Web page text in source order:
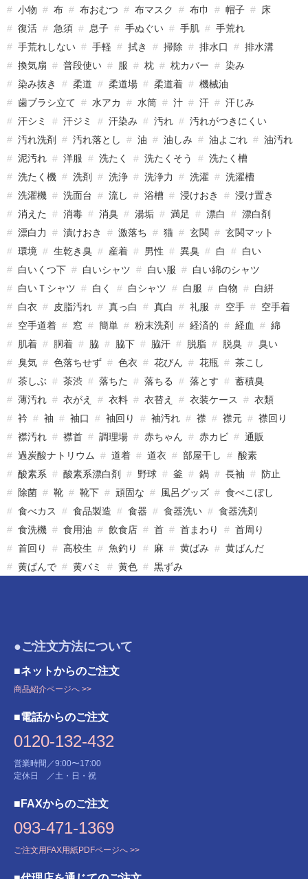
小物 布 布おむつ 布マスク 布巾 帽子
床
復活
急須 息子 手ぬぐい 手肌
手荒れ
手荒れしない
手軽 拭き 掃除 排水口
排水溝
換気扇
普段使い 服 枕 枕カバー
染み
染み抜き
柔道 柔道場 柔道着
機械油
歯ブラシ立て
水アカ 水筒 汁 汗
汗じみ
汗シミ
汗ジミ 汗染み 汚れ
汚れがつきにくい
汚れ洗剤
汚れ落とし 油 油しみ 油よごれ
油汚れ
泥汚れ
洋服 洗たく 洗たくそう
洗たく槽
洗たく機
洗剤 洗浄 洗浄力 洗濯
洗濯槽
洗濯機
洗面台 流し 浴槽 浸けおき
浸け置き
消えた
消毒 消臭 湯垢 満足 漂白
漂白剤
漂白力
漬けおき 激落ち 猫 玄関
玄関マット
環境
生乾き臭 産着 男性 異臭 白
白い
白いくつ下
白いシャツ 白い服
白い綿のシャツ
白いＴシャツ
白く 白シャツ 白服 白物
白絣
白衣
皮脂汚れ 真っ白 真白 礼服 空手
空手着
空手道着
窓 簡単 粉末洗剤 経済的 経血
綿
肌着
胴着 脇 脇下 脇汗 脱脂 脱臭
臭い
臭気
色落ちせず 色衣 花びん 花瓶
茶こし
茶しぶ
茶渋 落ちた 落ちる 落とす
蓄積臭
薄汚れ
衣がえ 衣料 衣替え 衣装ケース
衣類
衿
袖 袖口 袖回り 袖汚れ 襟 襟元
襟回り
襟汚れ
襟首 調理場 赤ちゃん 赤カビ
通販
過炭酸ナトリウム
道着 道衣 部屋干し
酸素
酸素系
酸素系漂白剤 野球 釜 鍋 長袖
防止
除菌
靴 靴下 頑固な 風呂グッズ
食べこぼし
食べカス
食品製造 食器 食器洗い
食器洗剤
食洗機
食用油 飲食店 首 首まわり
首周り
首回り
高校生 魚釣り 麻 黄ばみ
黄ばんだ
黄ばんで
黄バミ 黄色 黒ずみ
●ご注文方法について
■ネットからのご注文
商品紹介ページへ >>
■電話からのご注文
0120-132-432
営業時間／9:00〜17:00
定休日 ／土・日・祝
■FAXからのご注文
093-471-1369
ご注文用FAX用紙PDFページへ >>